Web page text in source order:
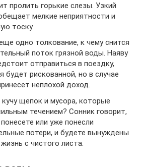
пролить горькие слезы. Узкий
мелкие неприятности и
тоску.
одно толкование, к чему снится
поток грязной воды. Наяву
отправиться в поездку,
будет рискованной, но в случае
неплохой доход.
щепок и мусора, которые
течением? Сонник говорит,
или уже понесли
потери, и будете вынуждены
с чистого листа.